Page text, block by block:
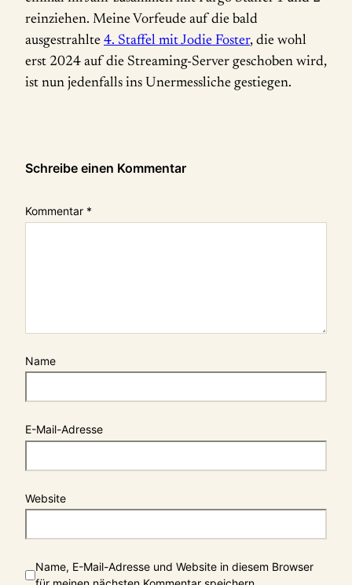
reinziehen. Meine Vorfeude auf die bald
ausgestrahlte 4. Staffel mit Jodie Foster, die wohl
erst 2024 auf die Streaming-Server geschoben wird,
ist nun jedenfalls ins Unermessliche gestiegen.
Schreibe einen Kommentar
Kommentar *
Name
E-Mail-Adresse
Website
Name, E-Mail-Adresse und Website in diesem Browser